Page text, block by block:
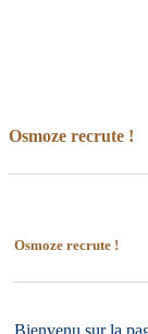
Osmoze recrute !
Osmoze recrute !